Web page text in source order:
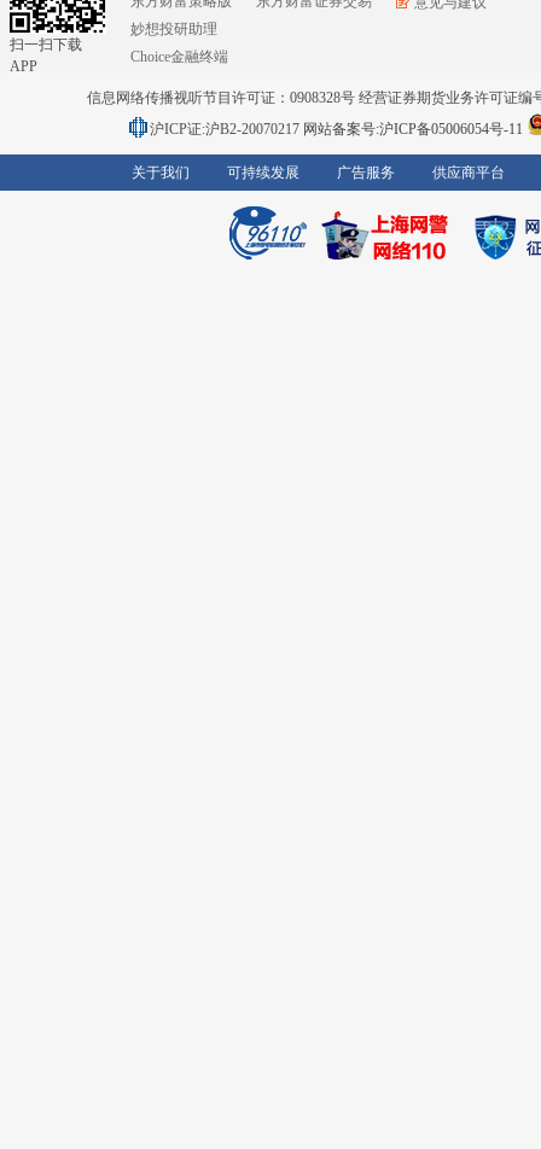
扫一扫下载
APP
妙想投研助理
Choice金融终端
信息网络传播视听节目许可证：0908328号 经营证券期货业务许可证编
沪ICP证:沪B2-20070217 网站备案号:沪ICP备05006054号-11
关于我们 可持续发展 广告服务 供应商平台